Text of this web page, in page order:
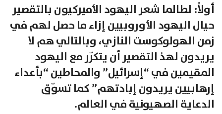
أولاً: لطالما شعر اليهود الأميركيون بالتقصير
حيال اليهود الأوروبيين إزاء ما حصل لهم في
زمن الهولوكوست النازي، وبالتالي هم لا
يريدون لهذ التقصير أن يتكرّر مع اليهود
المقيمين في “إسرائيل” والمحاطين “بأعداء
إرهابيين يريدون إبادتهم” كما تسوّق
الدعاية الصهيونية في العالم.